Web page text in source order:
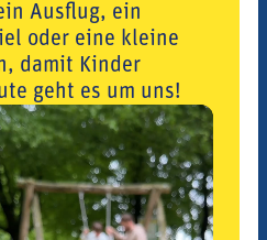
Ausflug, ein
oder eine kleine
damit Kinder
geht es um uns!